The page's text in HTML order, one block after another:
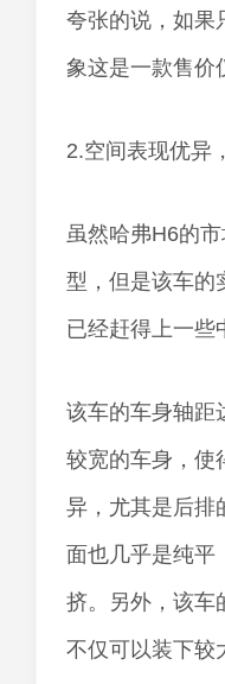
夸张的说，如果
象这是一款售价
2.空间表现优异，
虽然哈弗H6的市
型，但是该车的
已经赶得上一些
该车的车身轴距
较宽的车身，使
异，尤其是后排
面也几乎是纯平
挤。另外，该车
不仅可以装下较